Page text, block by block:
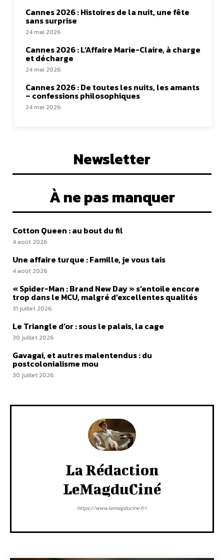
Cannes 2026 : Histoires de la nuit, une fête
sans surprise
24 mai 2026
Cannes 2026 : L’Affaire Marie-Claire, à charge
et décharge
24 mai 2026
Cannes 2026 : De toutes les nuits, les amants
– confessions philosophiques
24 mai 2026
Newsletter
À ne pas manquer
Cotton Queen : au bout du fil
4 août 2026
Une affaire turque : Famille, je vous tais
4 août 2026
« Spider-Man : Brand New Day » s’entoile encore
trop dans le MCU, malgré d’excellentes qualités
31 juillet 2026
Le Triangle d’or : sous le palais, la cage
30 juillet 2026
Gavagai, et autres malentendus : du
postcolonialisme mou
30 juillet 2026
La Rédaction
LeMagduCiné
https://www.lemagducine.fr/